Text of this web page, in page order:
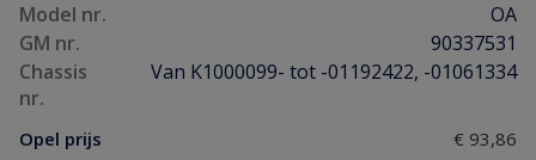
Model nr.
OA
GM nr.
90337531
Chassis
nr.
Van K1000099- tot -01192422, -01061334
Opel prijs
€ 93,86